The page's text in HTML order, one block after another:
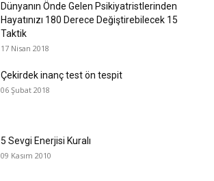
Dünyanın Önde Gelen Psikiyatristlerinden
Hayatınızı 180 Derece Değiştirebilecek 15
Taktik
17 Nisan 2018
Çekirdek inanç test ön tespit
06 Şubat 2018
5 Sevgi Enerjisi Kuralı
09 Kasım 2010